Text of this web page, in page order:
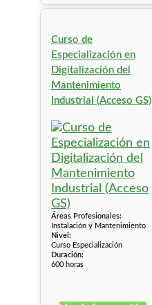
Curso de
Especialización en
Digitalización del
Mantenimiento
Industrial (Acceso GS)
Áreas Profesionales:
Instalación y Mantenimiento
Nivel:
Curso Especialización
Duración:
600 horas